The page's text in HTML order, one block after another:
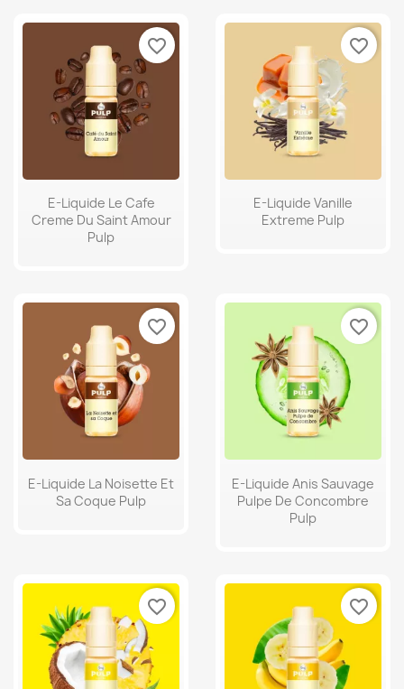
E-Liquide Le Cafe
Creme Du Saint Amour
Pulp
favorite_border
E-Liquide Vanille
Extreme Pulp
favorite_border
E-Liquide La Noisette Et
Sa Coque Pulp
favorite_border
E-Liquide Anis Sauvage
Pulpe De Concombre
Pulp
favorite_border
favorite_border favorite_border